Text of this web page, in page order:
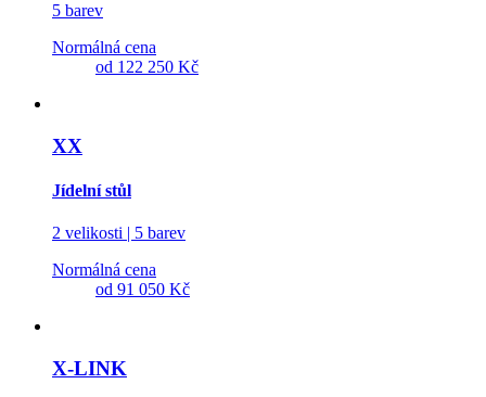
5 barev
Normálná cena
od 122 250 Kč
XX
Jídelní stůl
2 velikosti | 5 barev
Normálná cena
od 91 050 Kč
X-LINK